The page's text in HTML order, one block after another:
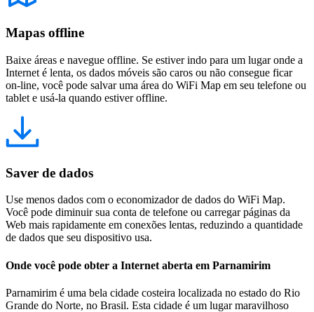
Mapas offline
Baixe áreas e navegue offline. Se estiver indo para um lugar onde a
Internet é lenta, os dados móveis são caros ou não consegue ficar
on-line, você pode salvar uma área do WiFi Map em seu telefone ou
tablet e usá-la quando estiver offline.
Saver de dados
Use menos dados com o economizador de dados do WiFi Map.
Você pode diminuir sua conta de telefone ou carregar páginas da
Web mais rapidamente em conexões lentas, reduzindo a quantidade
de dados que seu dispositivo usa.
Onde você pode obter a Internet aberta em Parnamirim
Parnamirim é uma bela cidade costeira localizada no estado do Rio
Grande do Norte, no Brasil. Esta cidade é um lugar maravilhoso